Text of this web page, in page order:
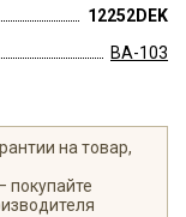
12252DEK
ВА-103
на товар,
покупайте